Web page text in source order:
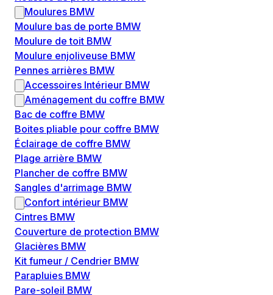
Moulures BMW
Moulure bas de porte BMW
Moulure de toit BMW
Moulure enjoliveuse BMW
Pennes arrières BMW
Accessoires Intérieur BMW
Aménagement du coffre BMW
Bac de coffre BMW
Boites pliable pour coffre BMW
Éclairage de coffre BMW
Plage arrière BMW
Plancher de coffre BMW
Sangles d'arrimage BMW
Confort intérieur BMW
Cintres BMW
Couverture de protection BMW
Glacières BMW
Kit fumeur / Cendrier BMW
Parapluies BMW
Pare-soleil BMW